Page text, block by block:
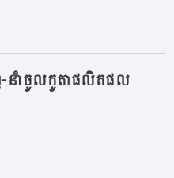
ញ-នាំចូលកូតាផលិតផល